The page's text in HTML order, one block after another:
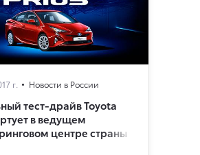
г. Новости в России
тест-драйв Toyota
в ведущем
центре страны